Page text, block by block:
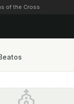
of the Cross